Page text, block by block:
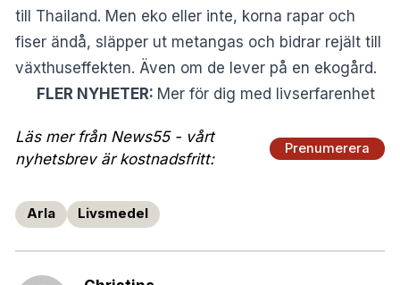
till Thailand. Men eko eller inte, korna rapar och
fiser ändå, släpper ut metangas och bidrar rejält till
växthuseffekten. Även om de lever på en ekogård.
FLER NYHETER: Mer för dig med livserfarenhet
Läs mer från News55 - vårt
nyhetsbrev är kostnadsfritt:
Prenumerera
Arla Livsmedel